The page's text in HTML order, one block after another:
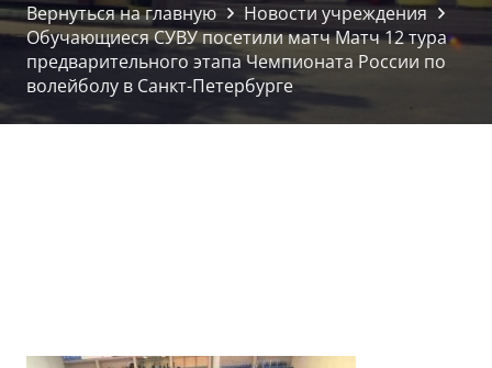
Вернуться на главную
Новости учреждения
Обучающиеся СУВУ посетили матч Матч 12 тура
предварительного этапа Чемпионата России по
волейболу в Санкт-Петербурге